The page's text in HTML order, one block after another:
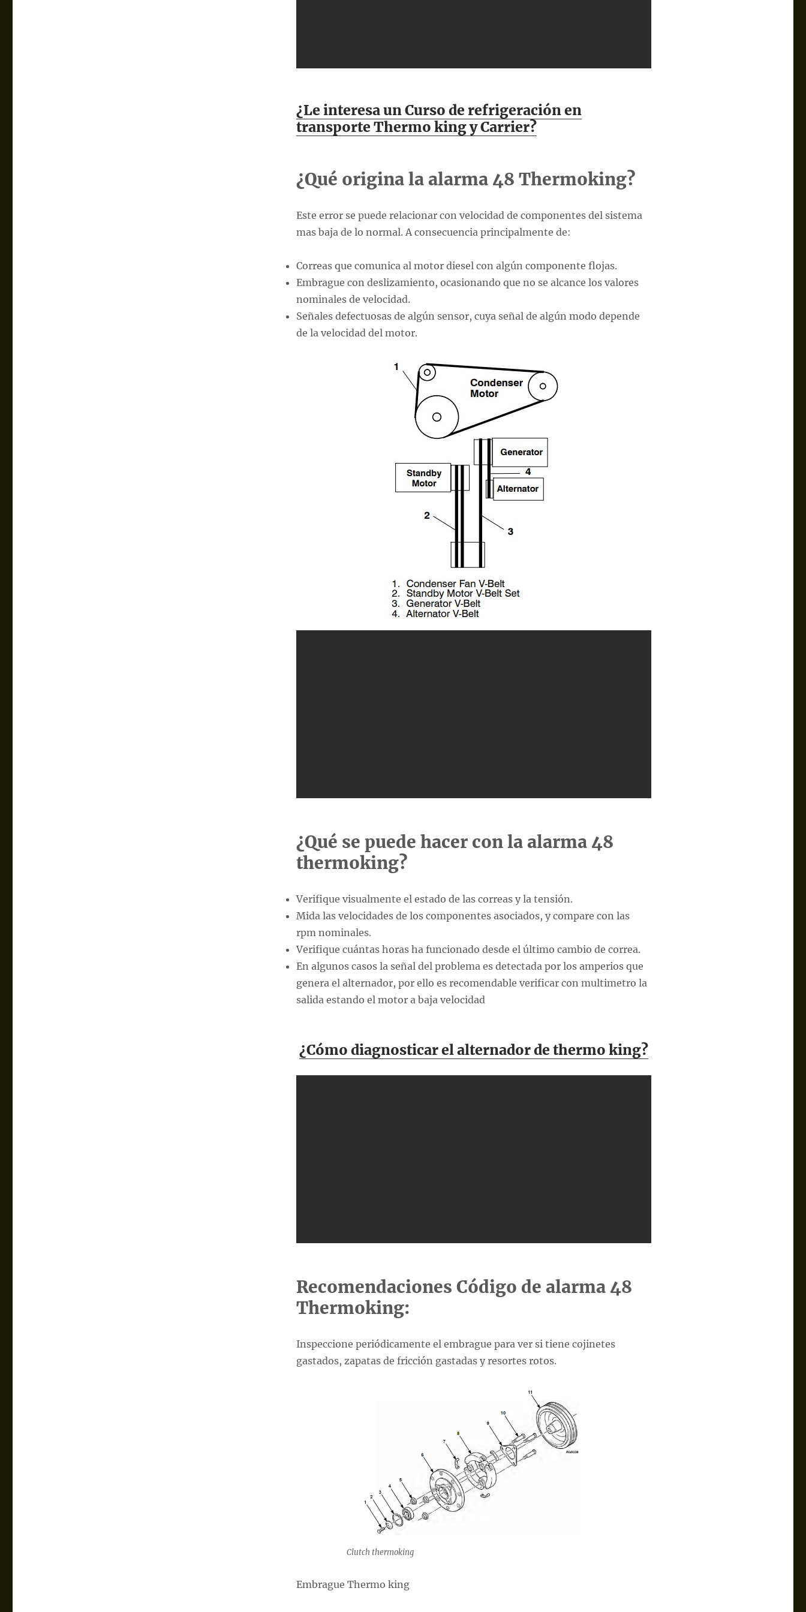
¿Le interesa un Curso de refrigeración en
transporte Thermo king y Carrier?
¿Qué origina la alarma 48 Thermoking?
Este error se puede relacionar con velocidad de componentes del sistema
mas baja de lo normal. A consecuencia principalmente de:
Correas que comunica al motor diesel con algún componente flojas.
Embrague con deslizamiento, ocasionando que no se alcance los valores
nominales de velocidad.
Señales defectuosas de algún sensor, cuya señal de algún modo depende
de la velocidad del motor.
¿Qué se puede hacer con la alarma 48
thermoking?
Verifique visualmente el estado de las correas y la tensión.
Mida las velocidades de los componentes asociados, y compare con las
rpm nominales.
Verifique cuántas horas ha funcionado desde el último cambio de correa.
En algunos casos la señal del problema es detectada por los amperios que
genera el alternador, por ello es recomendable verificar con multimetro la
salida estando el motor a baja velocidad
¿Cómo diagnosticar el alternador de thermo king?
Recomendaciones Código de alarma 48
Thermoking:
Inspeccione periódicamente el embrague para ver si tiene cojinetes
gastados, zapatas de fricción gastadas y resortes rotos.
Clutch thermoking
Embrague Thermo king